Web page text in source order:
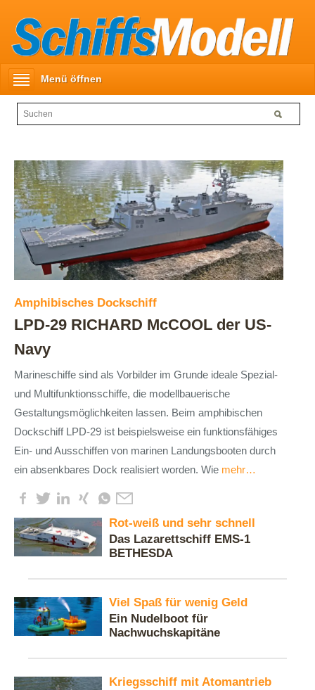
Menü öffnen
Amphibisches Dockschiff
LPD-29 RICHARD McCOOL der US-
Navy
Marineschiffe sind als Vorbilder im Grunde ideale Spezial-
und Multifunktionsschiffe, die modellbauerische
Gestaltungsmöglichkeiten lassen. Beim amphibischen
Dockschiff LPD-29 ist beispielsweise ein funktionsfähiges
Ein- und Ausschiffen von marinen Landungsbooten durch
ein absenkbares Dock realisiert worden. Wie mehr…
Rot-weiß und sehr schnell
Das Lazarettschiff EMS-1
BETHESDA
Viel Spaß für wenig Geld
Ein Nudelboot für
Nachwuchskapitäne
Kriegsschiff mit Atomantrieb